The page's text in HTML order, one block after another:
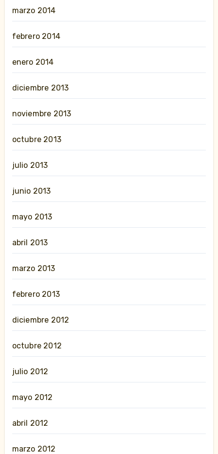
marzo 2014
febrero 2014
enero 2014
diciembre 2013
noviembre 2013
octubre 2013
julio 2013
junio 2013
mayo 2013
abril 2013
marzo 2013
febrero 2013
diciembre 2012
octubre 2012
julio 2012
mayo 2012
abril 2012
marzo 2012